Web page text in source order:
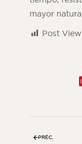
mayor
Post
PRÉC.